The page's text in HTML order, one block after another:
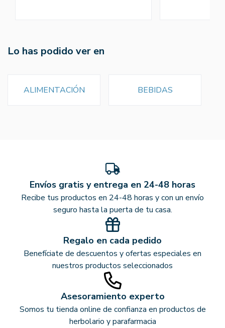
Lo has podido ver en
ALIMENTACIÓN BEBIDAS
Envíos gratis y entrega en 24-48 horas
Recibe tus productos en 24-48 horas y con un envío
seguro hasta la puerta de tu casa.
Regalo en cada pedido
Benefíciate de descuentos y ofertas especiales en
nuestros productos seleccionados
Asesoramiento experto
Somos tu tienda online de confianza en productos de
herbolario y parafarmacia